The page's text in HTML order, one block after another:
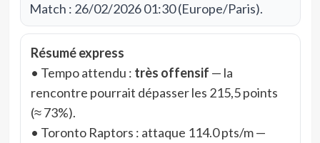
Match : 26/02/2026 01:30 (Europe/Paris).
Résumé express
• Tempo attendu : très offensif — la
rencontre pourrait dépasser les 215,5 points
(≈ 73%).
• Toronto Raptors : attaque 114.0 pts/m —